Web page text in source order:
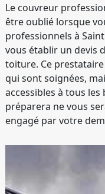
Le couvreur
être oublié lorsque
professionnels à
vous établir un devis
toiture. Ce
qui sont soignées,
accessibles à tous les
préparera ne vous
engagé par votre